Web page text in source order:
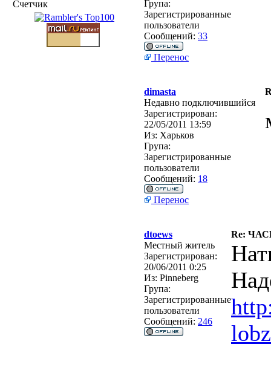
Счетчик
Група:
Зарегистрированные
пользователи
Сообщений: 33
Перенос
dimasta
Недавно подключившийся
Зарегистрирован:
22/05/2011 13:59
Из: Харьков
Група:
Зарегистрированные
пользователи
Сообщений: 18
Перенос
dtoews
Re:
Местный житель
Зарегистрирован:
20/06/2011 0:25
Из: Pinneberg
Група:
Зарегистрированные
пользователи
Сообщений: 246